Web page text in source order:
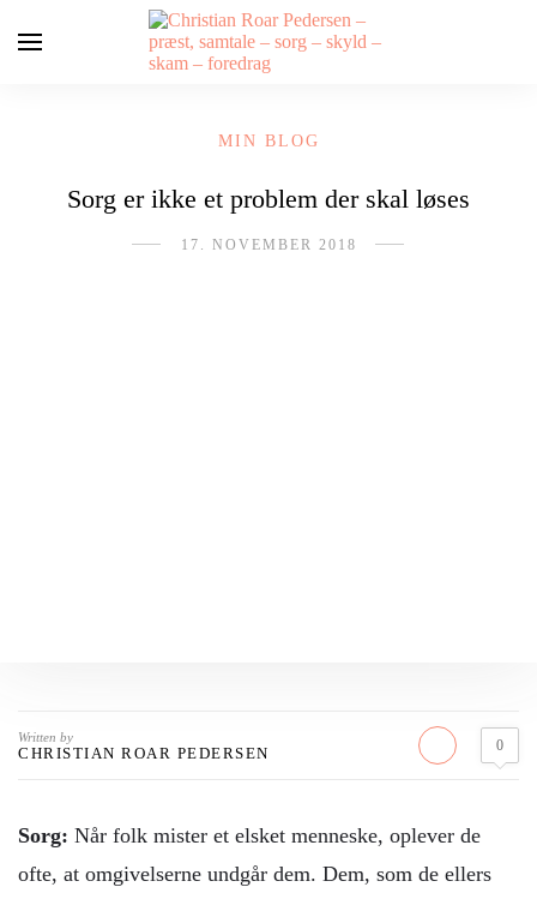
MIN BLOG
Sorg er ikke et problem der skal løses
17. NOVEMBER 2018
Written by
CHRISTIAN ROAR PEDERSEN 0
Sorg: Når folk mister et elsket menneske, oplever de
ofte, at omgivelserne undgår dem. Dem, som de ellers